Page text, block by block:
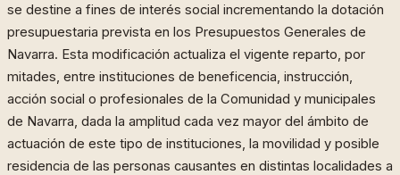
se destine a fines de interés social incrementando la dotación
presupuestaria prevista en los Presupuestos Generales de
Navarra. Esta modificación actualiza el vigente reparto, por
mitades, entre instituciones de beneficencia, instrucción,
acción social o profesionales de la Comunidad y municipales
de Navarra, dada la amplitud cada vez mayor del ámbito de
actuación de este tipo de instituciones, la movilidad y posible
residencia de las personas causantes en distintas localidades a